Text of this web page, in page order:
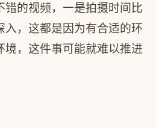
错的视频，一是拍摄时间比
入，这都是因为有合适的环
境，这件事可能就难以推进